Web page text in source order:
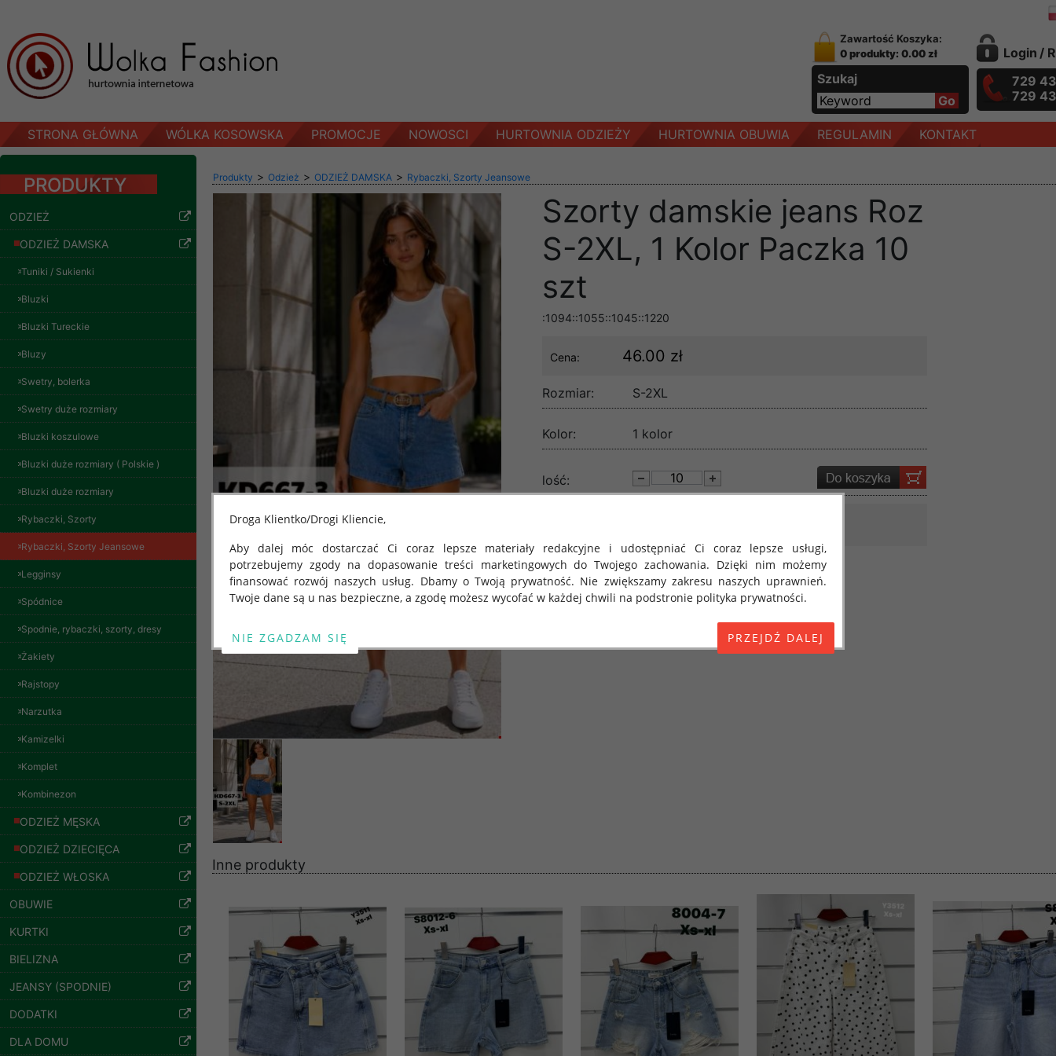
Zawartość Koszyka:
0 produkty: 0.00 zł
Szukaj
Login /
729
729
STRONA GŁÓWNA WÓLKA KOSOWSKA PROMOCJE NOWOSCI HURTOWNIA ODZIEŻY HURTOWNIA OBUWIA REGULAMIN KONTAKT
PRODUKTY
ODZIEŻ
ODZIEŻ DAMSKA
Tuniki / Sukienki
Bluzki
Bluzki Tureckie
Bluzy
Swetry, bolerka
Swetry duże rozmiary
Bluzki koszulowe
Bluzki duże rozmiary ( Polskie )
Bluzki duże rozmiary
Rybaczki, Szorty
Rybaczki, Szorty Jeansowe
Legginsy
Spódnice
Spodnie, rybaczki, szorty, dresy
Żakiety
Rajstopy
Narzutka
Kamizelki
Komplet
Kombinezon
ODZIEŻ MĘSKA
ODZIEŻ DZIECIĘCA
ODZIEŻ WŁOSKA
OBUWIE
KURTKI
BIELIZNA
JEANSY (SPODNIE)
DODATKI
DLA DOMU
jeansy Roz 29-36, 1
Kolor Paczka 10 szt
Spodnie damskie
jeansy Roz 25-30, 1
Kolor Paczka 10 szt
61.00 zł
Produkty > Odzież > ODZIEŻ DAMSKA > Rybaczki, Szorty Jeansowe
Szorty damskie jeans Roz
S-2XL, 1 Kolor Paczka 10
szt
:1094::1055::1045::1220
Cena: 46.00 zł
Rozmiar: S-2XL
Kolor: 1 kolor
lość:
Inne produkty
Droga Klientko/Drogi Kliencie,
Aby dalej móc dostarczać Ci coraz lepsze materiały redakcyjne i udostępniać Ci coraz lepsze usługi,
potrzebujemy zgody na dopasowanie treści marketingowych do Twojego zachowania. Dzięki nim możemy
finansować rozwój naszych usług. Dbamy o Twoją prywatność. Nie zwiększamy zakresu naszych uprawnień.
Twoje dane są u nas bezpieczne, a zgodę możesz wycofać w każdej chwili na podstronie polityka prywatności.
Od 25 maja 2018 roku obowiązuje Rozporządzenie Parlamentu Europejskiego i Rady (UE) 2016/679 z dnia 27
kwietnia 2016 r. w sprawie ochrony osób fizycznych w związku z przetwarzaniem danych osobowych i w sprawie
swobodnego przepływu takich danych oraz uchylenia dyrektywy 95/46/WE (określane jako "RODO", "ORODO",
"GDPR" lub "Ogólne Rozporządzenie o Ochronie Danych"). W związku z tym chcielibyśmy poinformować Cię o
znajdziesz podstawowe informacje na ten temat.
Potrzebujemy na to Twojej zgody.
Jeżeli klikniesz przycisk „Przejdź dalej” lub zamkniesz to okno, to wyrazisz zgodę na przetwarzanie przez OMEZ
GROUP Sp. z o.o.
Wyrażenie zgody jest dobrowolne. Zgodę możesz w każdym momencie wycofać . Pamiętaj, że wycofanie zgody nie
wpływa na zgodność z prawem przetwarzania dokonanego wcześniej.
Dodatkowe informacje, w tym o przysługujących uprawnieniach (prawo dostępu, sprostowania oraz usunięcia
Twoich danych, ograniczenia ich przetwarzania, prawo do ich przenoszenia, niepodlegania zautomatyzowanemu
podejmowaniu decyzji, w tym profilowaniu, a także prawo wyrażenia sprzeciwu wobec przetwarzania Twoich
danych osobowych) znajdziesz w Polityce prywatności.
---------------------------------------------------
Polityka prywatności
Polityka prywatności sklepu
Zapewniamy naszym Klientom pełne poszanowanie ich prywatności oraz ochronę ich danych osobowych.